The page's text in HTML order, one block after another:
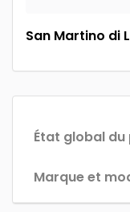
San Martino di
État global
Marque et